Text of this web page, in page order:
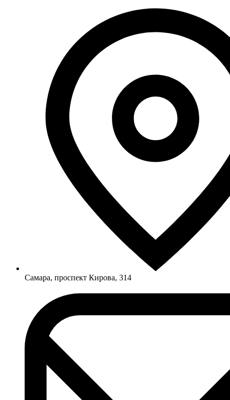
Самара, проспект Кирова, 314